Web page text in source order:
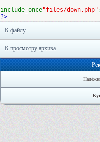
include_once"files/down.php" ;
?>
К файлу
К просмотру архива